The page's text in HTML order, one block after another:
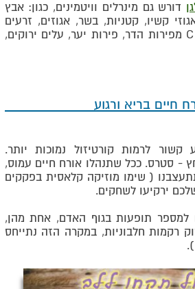
דורש גם מינרלים וויטמינים, כגון: אבץ
קשיו, קטניות, בשר, אגוזים, זרעים
C מפירות הדר, פירות יער, עלים ירוקים,
לאורח חיים בריא ורגוע
קשור לרמות קורטיזול נמוכות יותר.
- סטרס. ככל שתנהלו אורח חיים עמוס,
( שימו מוזיקה קלאסית בפקקים
ירקיעו לשחקים.
למספר תופעות בגוף האדם, אחת מהן,
רקמות חלבוניות, במקרה הזה נתייחס